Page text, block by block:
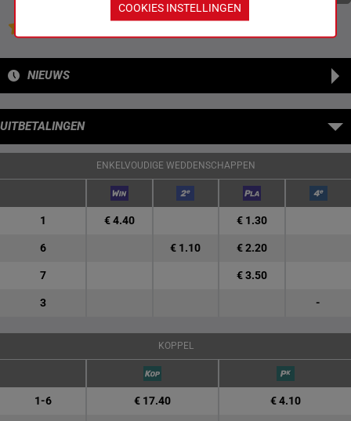
NIEUWS
UITBETALINGEN
ENKELVOUDIGE WEDDENSCHAPPEN
1 € 4.40 € 1.30
6 € 1.10 € 2.20
7 € 3.50
3 -
KOPPEL
1-6 € 17.40 € 4.10
COOKIES INSTELLINGEN